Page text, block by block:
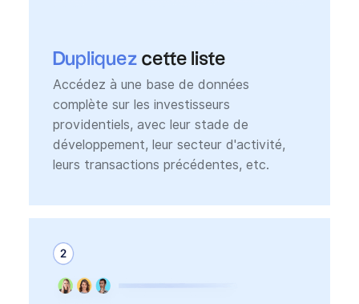
Dupliquez cette liste
Accédez à une base de données
complète sur les investisseurs
providentiels, avec leur stade de
développement, leur secteur d'activité,
leurs transactions précédentes, etc.